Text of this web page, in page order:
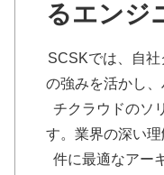
るエンジ
SCSKでは、自
の強みを活かし
チクラウドのソ
す。業界の深い
件に最適なアー